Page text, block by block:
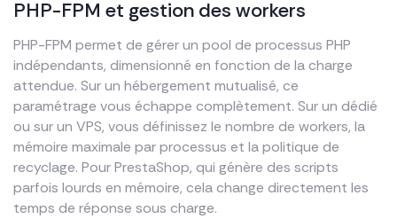
PHP-FPM et gestion des workers
PHP-FPM permet de gérer un pool de processus PHP
indépendants, dimensionné en fonction de la charge
attendue. Sur un hébergement mutualisé, ce
paramétrage vous échappe complètement. Sur un dédié
ou sur un VPS, vous définissez le nombre de workers, la
mémoire maximale par processus et la politique de
recyclage. Pour PrestaShop, qui génère des scripts
parfois lourds en mémoire, cela change directement les
temps de réponse sous charge.